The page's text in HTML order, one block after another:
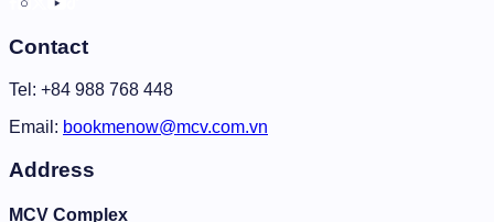
Contact
Tel: +84 988 768 448
Email: bookmenow@mcv.com.vn
Address
MCV Complex